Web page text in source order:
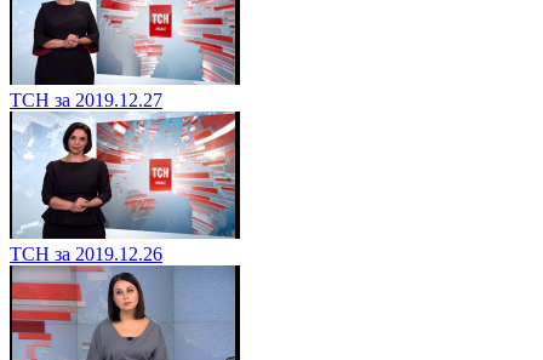
ТСН за 2019.12.27
ТСН за 2019.12.26